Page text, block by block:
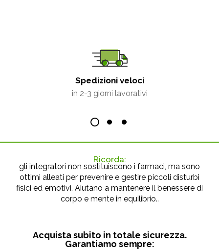
Spedizioni veloci
in 2-3 giorni lavorativi
Ricorda:
gli integratori non sostituiscono i farmaci, ma sono
ottimi alleati per prevenire e gestire piccoli disturbi
fisici ed emotivi. Aiutano a mantenere il benessere di
corpo e mente in equilibrio..
Acquista subito in totale sicurezza.
Garantiamo sempre: